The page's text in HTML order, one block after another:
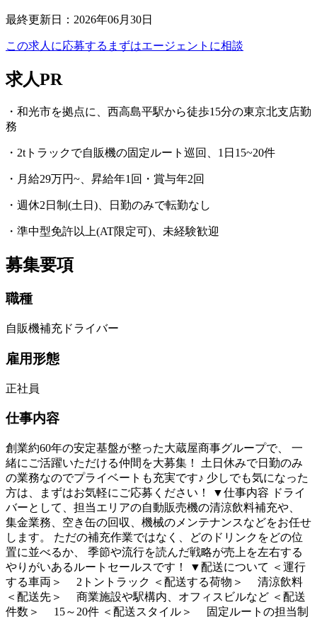
最終更新日 ： 2026年06月30日
この求人に応募する まずはエージェントに相談
求人PR
・和光市を拠点に、西高島平駅から徒歩15分の東京北支店勤
務
・2tトラックで自販機の固定ルート巡回、1日15~20件
・月給29万円~、昇給年1回・賞与年2回
・週休2日制(土日)、日勤のみで転勤なし
・準中型免許以上(AT限定可)、未経験歓迎
募集要項
職種
自販機補充ドライバー
雇用形態
正社員
仕事内容
創業約60年の安定基盤が整った大蔵屋商事グループで、 一
緒にご活躍いただける仲間を大募集！ 土日休みで日勤のみ
の業務なのでプライベートも充実です♪ 少しでも気になった
方は、まずはお気軽にご応募ください！ ▼仕事内容 ドライ
バーとして、担当エリアの自動販売機の清涼飲料補充や、
集金業務、空き缶の回収、機械のメンテナンスなどをお任せ
します。 ただの補充作業ではなく、どのドリンクをどの位
置に並べるか、 季節や流行を読んだ戦略が売上を左右する
やりがいあるルートセールスです！ ▼配送について ＜運行
する車両＞ 2トントラック ＜配送する荷物＞ 清涼飲料
＜配送先＞ 商業施設や駅構内、オフィスビルなど ＜配送
件数＞ 15～20件 ＜配送スタイル＞ 固定ルートの担当制